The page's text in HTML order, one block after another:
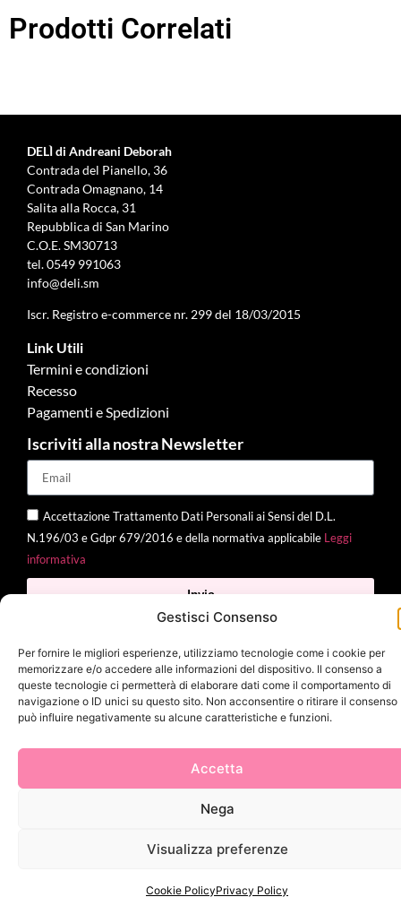
Gestisci Consenso
Per fornire le migliori esperienze, utilizziamo tecnologie come i cookie per
memorizzare e/o accedere alle informazioni del dispositivo. Il consenso a
queste tecnologie ci permetterà di elaborare dati come il comportamento di
navigazione o ID unici su questo sito. Non acconsentire o ritirare il consenso
può influire negativamente su alcune caratteristiche e funzioni.
Accetta
Nega
Visualizza preferenze
Cookie PolicyPrivacy Policy
Prodotti Correlati
DELÌ di Andreani Deborah
Contrada del Pianello, 36
Contrada Omagnano, 14
Salita alla Rocca, 31
Repubblica di San Marino
C.O.E. SM30713
tel.0549 991063
info@deli.sm
Iscr. Registro e-commerce nr. 299 del 18/03/2015
Link Utili
Termini e condizioni
Recesso
Pagamenti e Spedizioni
Iscriviti alla nostra Newsletter
Accettazione Trattamento Dati Personali ai Sensi del D.L.
N.196/03 e Gdpr 679/2016 e della normativa applicabile Leggi
informativa
Invia
2025 Delì |Privacy Policy|Cookie Policy| Made with byJenny
Mina